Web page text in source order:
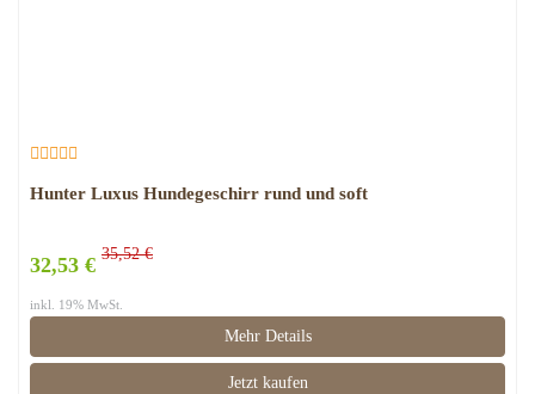
Hunter Luxus Hundegeschirr rund und soft
32,53 € 35,52 €
inkl. 19% MwSt.
Mehr Details
Jetzt kaufen